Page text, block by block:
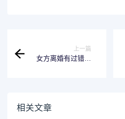
上一篇
女方离婚有过错，
相关文章